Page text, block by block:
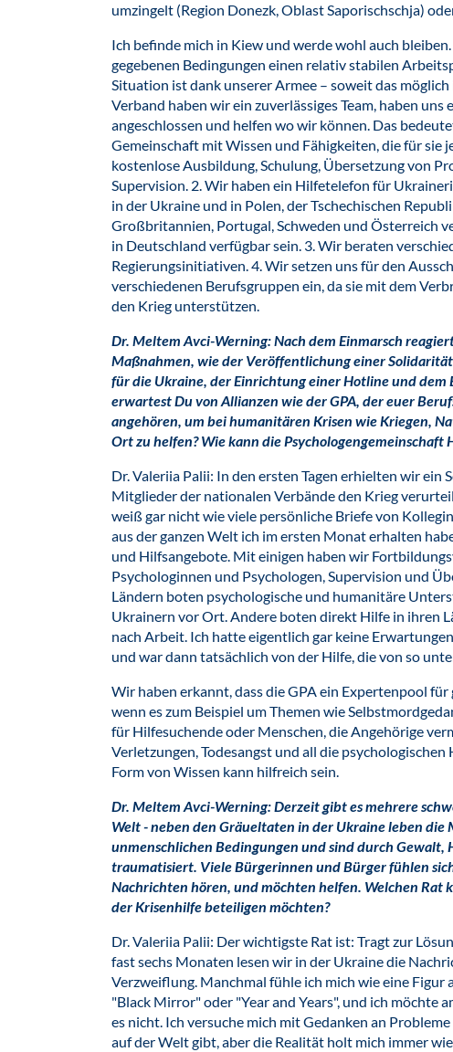
umzingelt (Region Donezk, Oblast Saporischschja)
Ich befinde mich in Kiew und werde wohl auch
gegebenen Bedingungen einen relativ stabilen
Situation ist dank unserer Armee – soweit das
Verband haben wir ein zuverlässiges Team, haben
angeschlossen und helfen wo wir können. Das
Gemeinschaft mit Wissen und Fähigkeiten, die für sie
kostenlose Ausbildung, Schulung, Übersetzung von
Supervision. 2. Wir haben ein Hilfetelefon für
in der Ukraine und in Polen, der Tschechischen
Großbritannien, Portugal, Schweden und Österreich
in Deutschland verfügbar sein. 3. Wir beraten
Regierungsinitiativen. 4. Wir setzen uns für den
verschiedenen Berufsgruppen ein, da sie mit dem
den Krieg unterstützen.
Dr. Meltem Avci-Werning: Nach dem Einmarsch
Maßnahmen, wie der Veröffentlichung einer
für die Ukraine, der Einrichtung einer Hotline und
erwartest Du von Allianzen wie der GPA, der euer
angehören, um bei humanitären Krisen wie Kriegen,
Ort zu helfen? Wie kann die
Dr. Valeriia Palii: In den ersten Tagen erhielten wir ein
Mitglieder der nationalen Verbände den Krieg
weiß gar nicht wie viele persönliche Briefe von
aus der ganzen Welt ich im ersten Monat erhalten
und Hilfsangebote. Mit einigen haben wir
Psychologinnen und Psychologen, Supervision und
Ländern boten psychologische und humanitäre
Ukrainern vor Ort. Andere boten direkt Hilfe in ihren
nach Arbeit. Ich hatte eigentlich gar keine
und war dann tatsächlich von der Hilfe, die von so
Wir haben erkannt, dass die GPA ein Expertenpool
wenn es zum Beispiel um Themen wie
für Hilfesuchende oder Menschen, die Angehörige
Verletzungen, Todesangst und all die
Form von Wissen kann hilfreich sein.
Dr. Meltem Avci-Werning: Derzeit gibt es mehrere
Welt - neben den Gräueltaten in der Ukraine leben die
unmenschlichen Bedingungen und sind durch
traumatisiert. Viele Bürgerinnen und Bürger fühlen
Nachrichten hören, und möchten helfen. Welchen Rat
der Krisenhilfe beteiligen möchten?
Dr. Valeriia Palii: Der wichtigste Rat ist: Tragt zur
fast sechs Monaten lesen wir in der Ukraine die
Verzweiflung. Manchmal fühle ich mich wie eine Figur
"Black Mirror" oder "Year and Years", und ich möchte
es nicht. Ich versuche mich mit Gedanken an
auf der Welt gibt, aber die Realität holt mich immer